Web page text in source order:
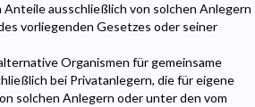
ausschließlich von solchen Anlegern
vorliegenden Gesetzes oder seiner
Organismen für gemeinsame
bei Privatanlegern, die für eigene
solchen Anlegern oder unter den vom